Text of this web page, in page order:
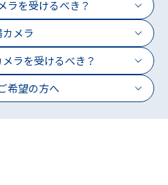
ラを受けるべき？
メラ
ラを受けるべき？
希望の方へ